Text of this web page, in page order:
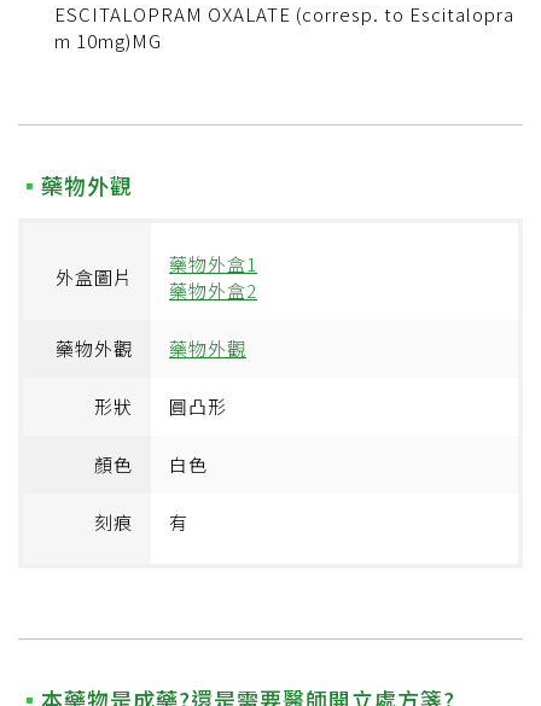
ESCITALOPRAM OXALATE (corresp. to Escitalopra
m 10mg)MG
藥物外觀
外盒圖片
藥物外盒1
藥物外盒2
藥物外觀 藥物外觀
形狀 圓凸形
顏色 白色
刻痕 有
本藥物是成藥?還是需要醫師開立處方箋?